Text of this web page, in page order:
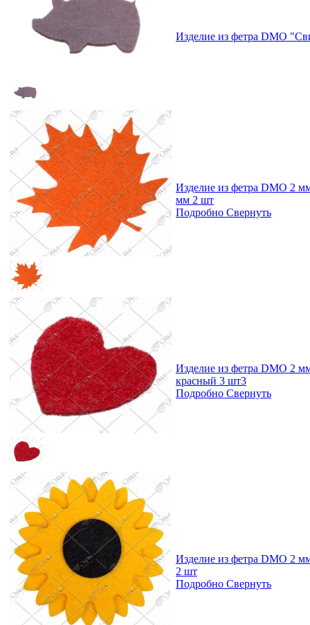
Изделие из фетра DMO
Изделие из фетра DMO 2
мм 2 шт
Подробно Свернуть
Изделие из фетра DMO 2
красный 3 шт3
Подробно Свернуть
Изделие из фетра DMO 2
2 шт
Подробно Свернуть